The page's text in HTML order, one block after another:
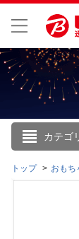
カテゴ
トップ おもち